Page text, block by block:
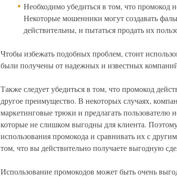
Необходимо убедиться в том, что промокод
Некоторые мошенники могут создавать
действительны, и пытаться продать их
Чтобы избежать подобных проблем, стоит
были получены от надежных и известных
Также следует убедиться в том, что промокод
другое преимущество. В некоторых случаях,
маркетинговые трюки и предлагать пользователю
которые не слишком выгодны для клиента.
использования промокода и сравнивать их с
том, что вы действительно получаете выгодную
Использование промокодов может быть очень